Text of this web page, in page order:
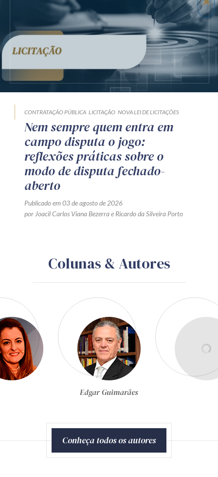
CONTRATAÇÃO PÚBLICA LICITAÇÃO NOVA LEI DE LICITAÇÕES
Nem sempre quem entra em
campo disputa o jogo:
reflexões práticas sobre o
modo de disputa fechado-
aberto
Publicado em 03 de agosto de 2026
por Joacil Carlos Viana Bezerrae Ricardo da Silveira Porto
Colunas & Autores
Egon Bockmann Moreira
Conheça todos os autores